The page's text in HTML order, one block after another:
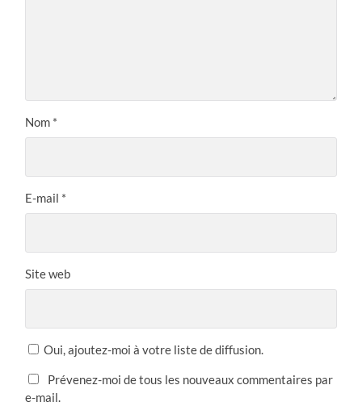
Nom *
E-mail *
Site web
Oui, ajoutez-moi à votre liste de diffusion.
Prévenez-moi de tous les nouveaux commentaires par
e-mail.